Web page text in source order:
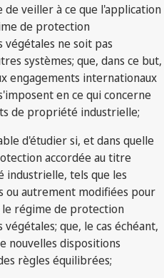
de veiller à ce que l'application
de protection
ne soit pas
systèmes; que, dans ce but,
engagements internationaux
en ce qui concerne
de propriété industrielle;
d'étudier si, et dans quelle
accordée au titre
industrielle, tels que les
ou autrement modifiées pour
le régime de protection
que, le cas échéant,
nouvelles dispositions
règles équilibrées;